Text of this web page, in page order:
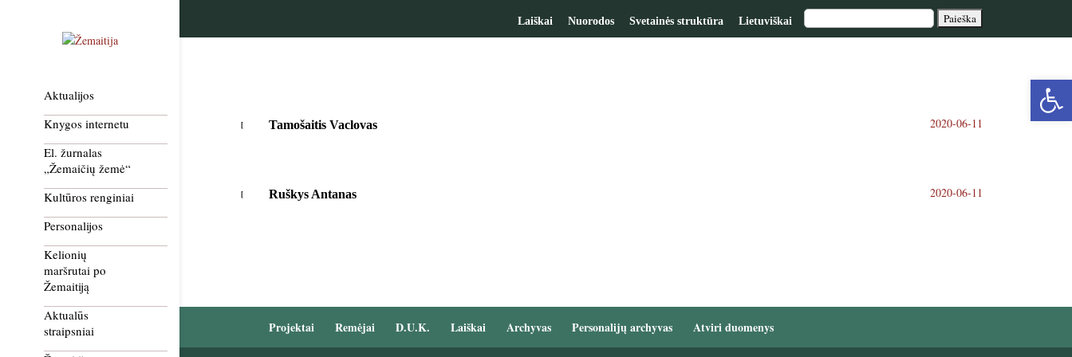
Laiškai Nuorodos Svetainės struktūra Lietuviškai
Aktualijos
Knygos internetu
El. žurnalas
„Žemaičių žemė“
Kultūros renginiai
Personalijos
Kelionių
maršrutai po
Žemaitiją
Aktualūs
straipsniai
Tamošaitis Vaclovas 2020-06-11
Ruškys Antanas 2020-06-11
Projektai Remėjai D.U.K. Laiškai Archyvas Personalijų archyvas Atviri duomenys